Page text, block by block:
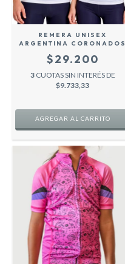
REMERA UNISEX
ARGENTINA CORONADOS
$29.200
3 CUOTAS SIN INTERÉS DE
$9.733,33
AGREGAR AL CARRITO